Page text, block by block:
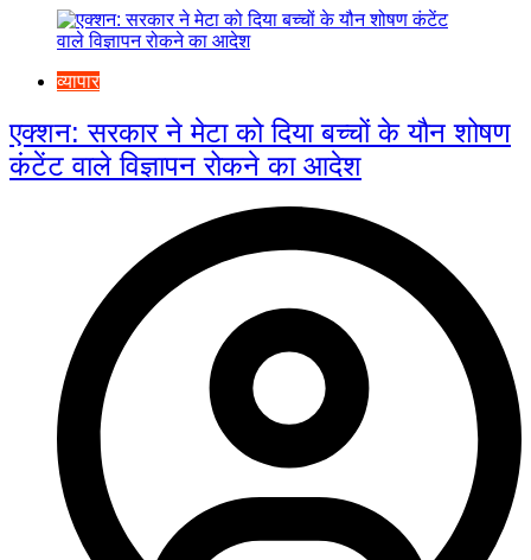
व्यापार
एक्शन: सरकार ने मेटा को दिया बच्चों के यौन शोषण
कंटेंट वाले विज्ञापन रोकने का आदेश